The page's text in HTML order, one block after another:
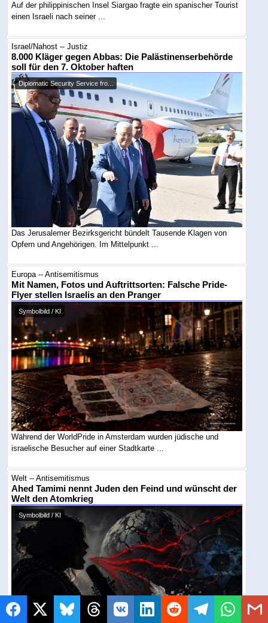
Auf der philippinischen Insel Siargao fragte ein spanischer Tourist
einen Israeli nach seiner ...
Israel/Nahost -- Justiz
8.000 Kläger gegen Abbas: Die Palästinenserbehörde
soll für den 7. Oktober haften
Diplomatic Security Service fro...
Das Jerusalemer Bezirksgericht bündelt Tausende Klagen von
Opfern und Angehörigen. Im Mittelpunkt ...
Europa -- Antisemitismus
Mit Namen, Fotos und Auftrittsorten: Falsche Pride-
Flyer stellen Israelis an den Pranger
Symbolbild / KI
Während der WorldPride in Amsterdam wurden jüdische und
israelische Besucher auf einer Stadtkarte ...
Welt -- Antisemitismus
Ahed Tamimi nennt Juden den Feind und wünscht der
Welt den Atomkrieg
Symbolbild / KI